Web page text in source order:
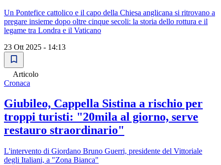
Un Pontefice cattolico e il capo della Chiesa anglicana si ritrovano a
pregare insieme dopo oltre cinque secoli: la storia dello rottura e il
legame tra Londra e il Vaticano
23 Ott 2025 - 14:13
Articolo
Cronaca
Giubileo, Cappella Sistina a rischio per
troppi turisti: "20mila al giorno, serve
restauro straordinario"
L'intervento di Giordano Bruno Guerri, presidente del Vittoriale
degli Italiani, a "Zona Bianca"